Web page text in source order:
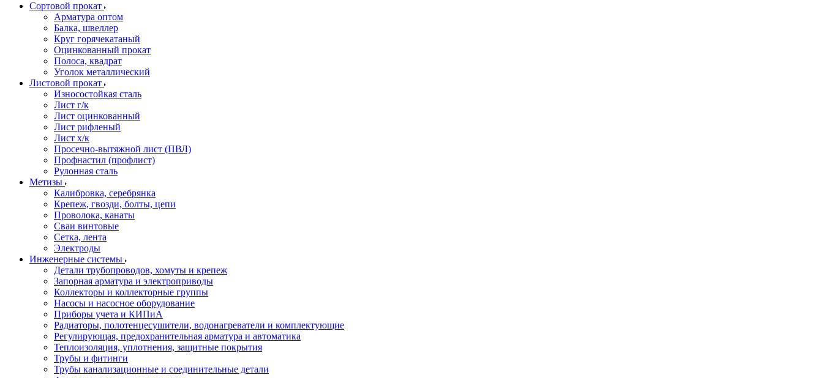
Сортовой прокат
Арматура оптом
Балка, швеллер
Круг горячекатаный
Оцинкованный прокат
Полоса, квадрат
Уголок металлический
Листовой прокат
Износостойкая сталь
Лист г/к
Лист оцинкованный
Лист рифленый
Лист х/к
Просечно-вытяжной лист (ПВЛ)
Профнастил (профлист)
Рулонная сталь
Метизы
Калибровка, серебрянка
Крепеж, гвозди, болты, цепи
Проволока, канаты
Сваи винтовые
Сетка, лента
Электроды
Инженерные системы
Детали трубопроводов, хомуты и крепеж
Запорная арматура и электроприводы
Коллекторы и коллекторные группы
Насосы и насосное оборудование
Приборы учета и КИПиА
Радиаторы, полотенцесушители, водонагреватели и комплектующие
Регулирующая, предохранительная арматура и автоматика
Теплоизоляция, уплотнения, защитные покрытия
Трубы и фитинги
Трубы канализационные и соединительные детали